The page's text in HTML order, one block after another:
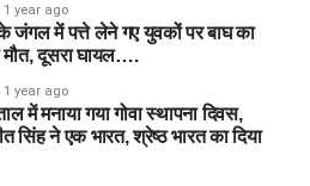
1 year ago
में पत्ते लेने गए युवकों पर बाघ का
दूसरा घायल….
1 year ago
में मनाया गया गोवा स्थापना दिवस,
सिंह ने एक भारत, श्रेष्ठ भारत का दिया